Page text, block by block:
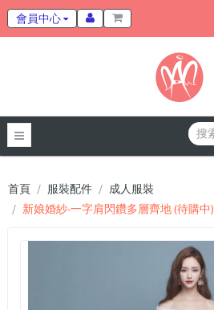
會員中心
首頁 服裝配件
成人服裝
新娘婚紗-一字肩閃鑽多層齊地 (待購中)